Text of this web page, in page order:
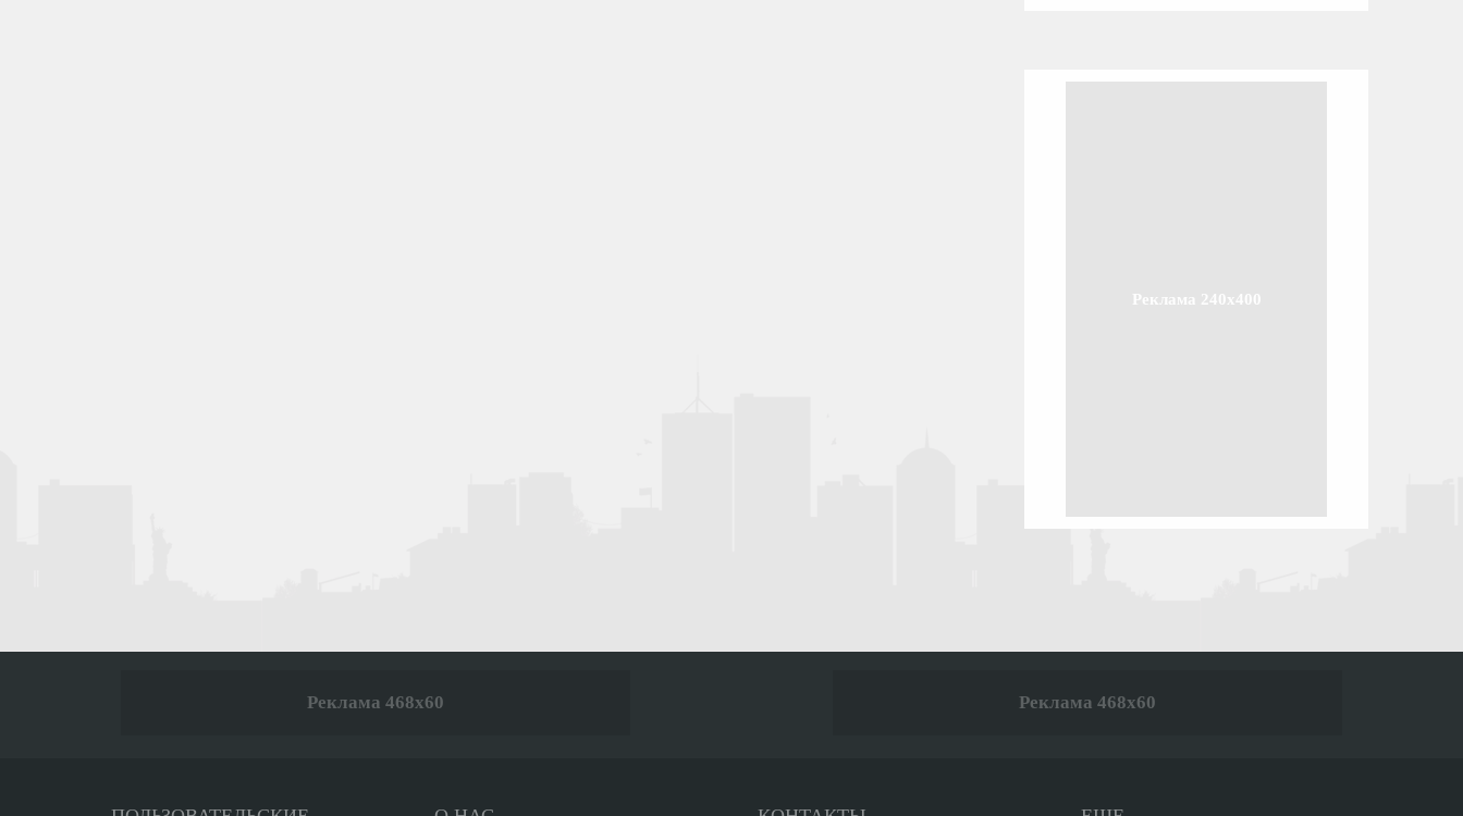
Реклама 240x400
Реклама 468x60 Реклама 468x60